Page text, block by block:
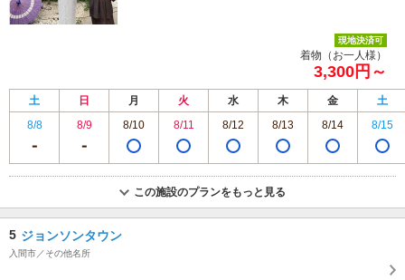
現地決済可
着物（お一人様）
3,300円～
土 日 月 火 水 木 金
土
8/8
8/9 8/10 8/11 8/12 8/13 8/14 8/15
この施設のプランをもっと見る
5 ジョンソンタウン
入間市／その他名所